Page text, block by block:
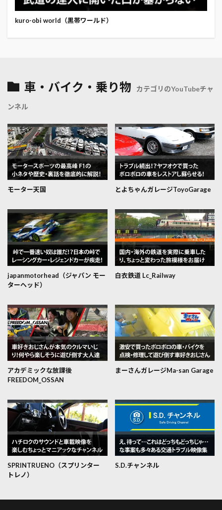
kuro-obi world（黒帯ワールド）
車・バイク・乗り物 カテゴリのYouTubeチャ
ンネル
モーター天国 とよちゃんガレージToyoGarage
japanmotorhead（ジャパン モー
ターヘッド）
白衣鉄道 Lc_Railway
アカデミックな放課後
FREEDOM_OSSAN
まーさんガレージMa-san Garage
SPRINTRUENO（スプリンター
トレノ）
S.D.チャンネル